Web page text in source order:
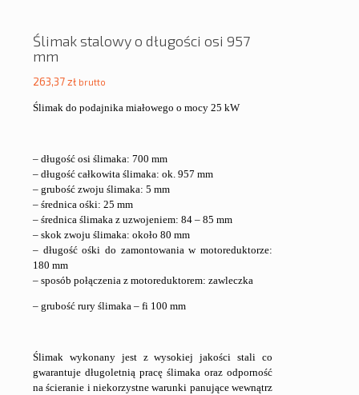
Ślimak stalowy o długości osi 957
mm
263,37zł brutto
Ślimak do podajnika miałowego o mocy 25 kW
– długość osi ślimaka: 700 mm
– długość całkowita ślimaka: ok. 957 mm
– grubość zwoju ślimaka: 5 mm
– średnica ośki: 25 mm
– średnica ślimaka z uzwojeniem: 84 – 85 mm
– skok zwoju ślimaka: około 80 mm
– długość ośki do zamontowania w motoreduktorze:
180 mm
– sposób połączenia z motoreduktorem: zawleczka
– grubość rury ślimaka – fi 100 mm
Ślimak wykonany jest z wysokiej jakości stali co
gwarantuje długoletnią pracę ślimaka oraz odporność
na ścieranie i niekorzystne warunki panujące wewnątrz